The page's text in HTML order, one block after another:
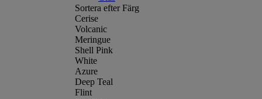
Sortera efter Färg
Cerise
Volcanic
Meringue
Shell Pink
White
Azure
Deep Teal
Flint